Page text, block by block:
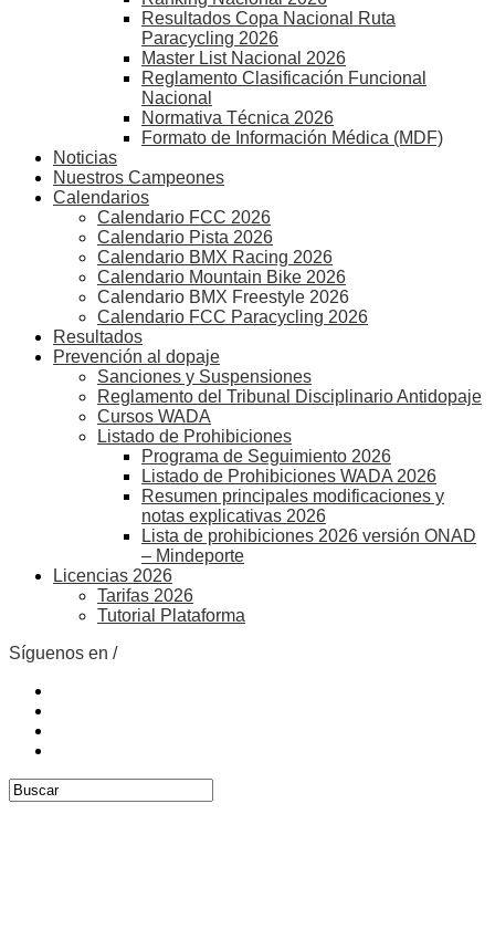
Resultados Copa Nacional Ruta
Paracycling 2026
Master List Nacional 2026
Reglamento Clasificación Funcional
Nacional
Normativa Técnica 2026
Formato de Información Médica (MDF)
Noticias
Nuestros Campeones
Calendarios
Calendario FCC 2026
Calendario Pista 2026
Calendario BMX Racing 2026
Calendario Mountain Bike 2026
Calendario BMX Freestyle 2026
Calendario FCC Paracycling 2026
Resultados
Prevención al dopaje
Sanciones y Suspensiones
Reglamento del Tribunal Disciplinario Antidopaje
Cursos WADA
Listado de Prohibiciones
Programa de Seguimiento 2026
Listado de Prohibiciones WADA 2026
Resumen principales modificaciones y
notas explicativas 2026
Lista de prohibiciones 2026 versión ONAD
– Mindeporte
Licencias 2026
Tarifas 2026
Tutorial Plataforma
Síguenos en /